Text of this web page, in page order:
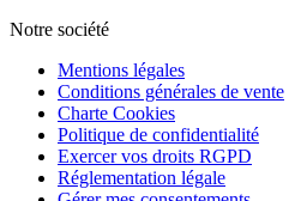
Notre société
Mentions légales
Conditions générales de vente
Charte Cookies
Politique de confidentialité
Exercer vos droits RGPD
Réglementation légale